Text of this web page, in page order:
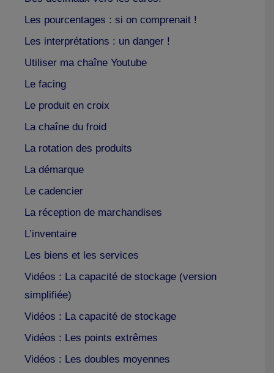
Les pourcentages : si on comprenait !
Les interprétations : un danger !
Utiliser ma chaîne Youtube
Le facing
Le produit en croix
La chaîne du froid
La rotation des produits
La démarque
Le cadencier
La réception de marchandises
L’inventaire
Les biens et les services
Vidéos : La capacité de stockage (version
simplifiée)
Vidéos : La capacité de stockage
Vidéos : Les points extrêmes
Vidéos : Les doubles moyennes